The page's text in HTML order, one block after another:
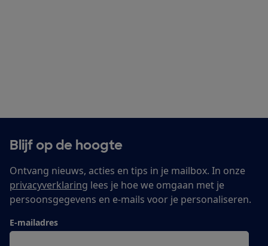
Blijf op de hoogte
Ontvang nieuws, acties en tips in je mailbox. In onze
privacyverklaring lees je hoe we omgaan met je
persoonsgegevens en e-mails voor je personaliseren.
E-mailadres